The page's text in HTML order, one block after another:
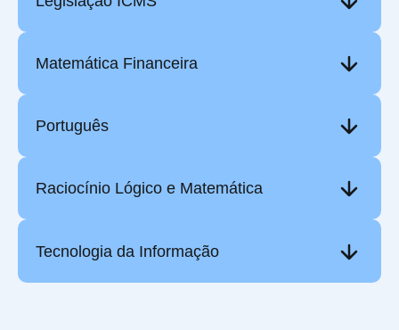
Matemática Financeira
Português
Raciocínio Lógico e Matemática
Tecnologia da Informação